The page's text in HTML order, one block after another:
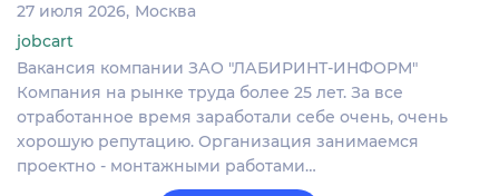
27 июля 2026 Москва
jobcart
Вакансия компании ЗАО "ЛАБИРИНТ-ИНФОРМ"
Компания на рынке труда более 25 лет. За все
отработанное время заработали себе очень, очень
хорошую репутацию. Организация занимаемся
проектно - монтажными работами…